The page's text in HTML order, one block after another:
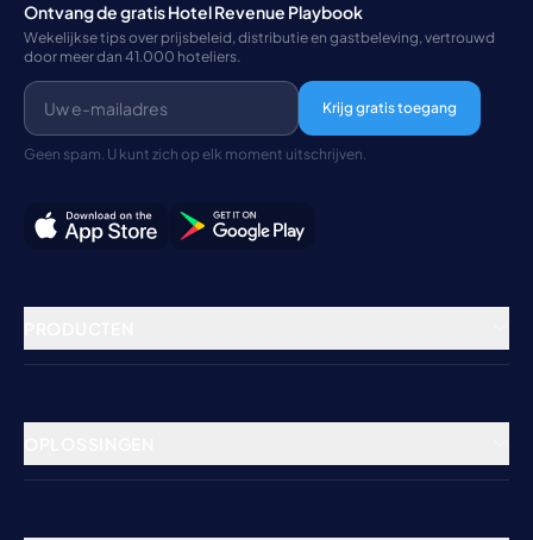
Ontvang de gratis Hotel Revenue Playbook
Wekelijkse tips over prijsbeleid, distributie en gastbeleving, vertrouwd
door meer dan 41.000 hoteliers.
Krijg gratis toegang
Geen spam. U kunt zich op elk moment uitschrijven.
Vastgoedbeheer
Boekingssysteem
Hotels